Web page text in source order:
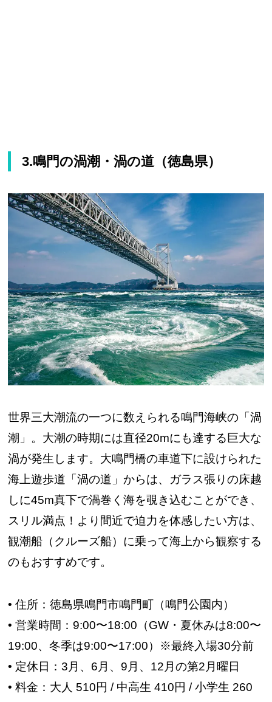
3.鳴門の渦潮・渦の道（徳島県）
世界三大潮流の一つに数えられる鳴門海峡の「渦
潮」。大潮の時期には直径20mにも達する巨大な
渦が発生します。大鳴門橋の車道下に設けられた
海上遊歩道「渦の道」からは、ガラス張りの床越
しに45m真下で渦巻く海を覗き込むことができ、
スリル満点！より間近で迫力を体感したい方は、
観潮船（クルーズ船）に乗って海上から観察する
のもおすすめです。
• 住所：徳島県鳴門市鳴門町（鳴門公園内）
• 営業時間：9:00〜18:00（GW・夏休みは8:00〜
19:00、冬季は9:00〜17:00）※最終入場30分前
• 定休日：3月、6月、9月、12月の第2月曜日
• 料金：大人 510円 / 中高生 410円 / 小学生 260